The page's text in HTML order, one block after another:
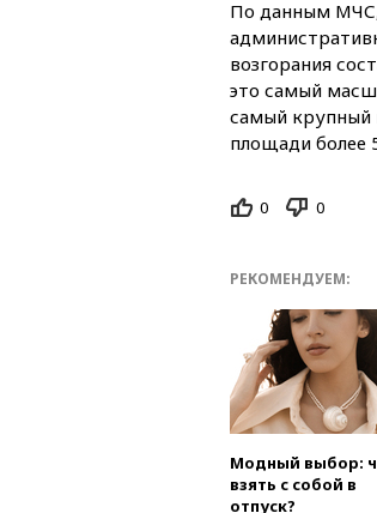
По данным МЧС,
возгорания
это самый
самый крупный
площади более
0 0
РЕКОМЕНДУЕМ:
Модный выбор:
взять с собой в
отпуск?